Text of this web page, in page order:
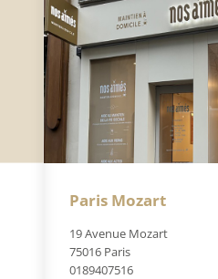
Paris Mozart
19 Avenue Mozart
75016 Paris
0189407516